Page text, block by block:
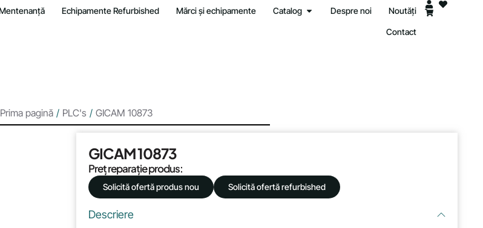
Echipamente Refurbished Mărci și echipamente Catalog Despre noi Noutăți
Contact
Prima pagină / PLC's / GICAM 10873
GICAM 10873
Preț reparație produs:
Solicită ofertă produs nou Solicită ofertă refurbished
Descriere